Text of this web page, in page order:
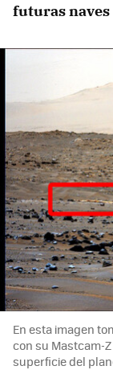
futuras naves
En esta imagen
con su Mastcam-
superficie del